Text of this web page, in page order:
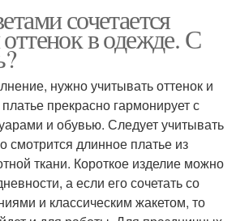
сочетается
в одежде. С
нужно учитывать оттенок и
прекрасно гармонирует с
и обувью. Следует учитывать
смотрится длинное платье из
ткани. Короткое изделие можно
а если его сочетать со
и классическим жакетом, то